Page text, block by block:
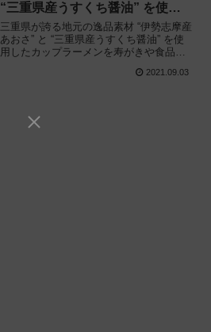
“三重県産うすくち醤油” を使用
「伊勢志摩あおさラーメン」新発
売!!
三重県が誇る地元の逸品素材 “伊勢志摩産
あおさ” と “三重県産うすくち醤油” を使
用したカップラーメンを寿がきや食品が
摩あおさラーメン 貝だし塩味」を食べて
2021.09.03